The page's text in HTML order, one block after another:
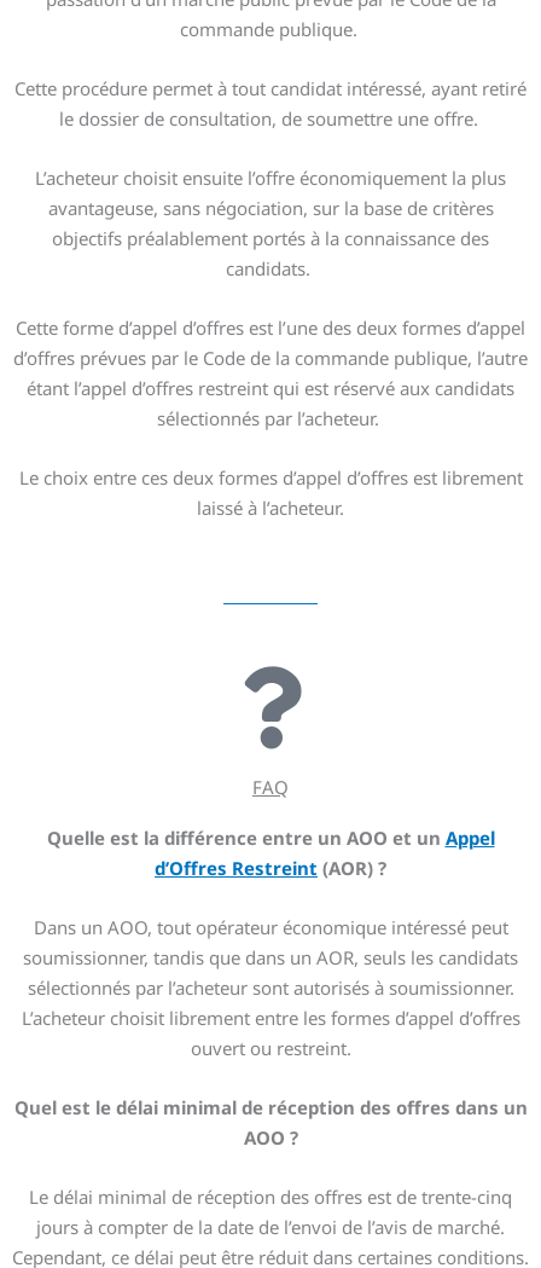
commande publique.
Cette procédure permet à tout candidat intéressé, ayant retiré
le dossier de consultation, de soumettre une offre.
L’acheteur choisit ensuite l’offre économiquement la plus
avantageuse, sans négociation, sur la base de critères
objectifs préalablement portés à la connaissance des
candidats.
Cette forme d’appel d’offres est l’une des deux formes d’appel
d’offres prévues par le Code de la commande publique, l’autre
étant l’appel d’offres restreint qui est réservé aux candidats
sélectionnés par l’acheteur.
Le choix entre ces deux formes d’appel d’offres est librement
laissé à l’acheteur.
FAQ
Quelle est la différence entre un AOO et un Appel
d’Offres Restreint (AOR) ?
Dans un AOO, tout opérateur économique intéressé peut
soumissionner, tandis que dans un AOR, seuls les candidats
sélectionnés par l’acheteur sont autorisés à soumissionner.
L’acheteur choisit librement entre les formes d’appel d’offres
ouvert ou restreint.
Quel est le délai minimal de réception des offres dans un
AOO ?
Le délai minimal de réception des offres est de trente-cinq
jours à compter de la date de l’envoi de l’avis de marché.
Cependant, ce délai peut être réduit dans certaines conditions.